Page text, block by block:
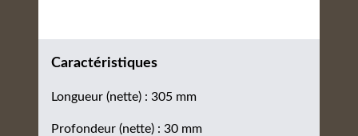
Caractéristiques
Longueur (nette) : 305 mm
Profondeur (nette) : 30 mm